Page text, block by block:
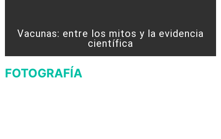
Vacunas: entre los mitos y la evidencia
científica
FOTOGRAFÍA